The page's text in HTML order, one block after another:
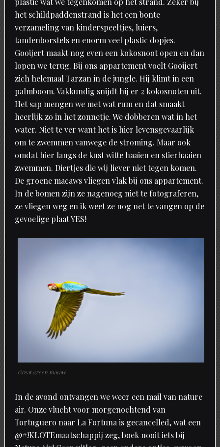
het schildpaddenstrand is het een bonte
verzameling van kinderspeeltjes, luiers,
tandenborstels en enorm veel plastic dopjes.
Gooijert maakt nog even een kokosnoot open en dan
lopen we terug. Bij ons appartement voelt Gooijert
zich helemaal Tarzan in de jungle. Hij klimt in een
palmboom. Vakkundig snijdt hij er 2 kokosnoten uit.
Het sap mengen we met wat rum en dat smaakt
heerlijk zo in het zonnetje. We dobberen wat in het
water. Niet te ver want het is hier levensgevaarlijk
om te zwemmen vanwege de stroming. Maar ook
omdat hier langs de kust witte haaien en stierhaaien
zwemmen. Diertjes die wij liever niet tegen komen.
De groene macaws vliegen vlak bij ons appartement.
In de bomen zijn ze nagenoeg niet te fotograferen,
ze vliegen weg en ik weet ze nog net te vangen op de
gevoelige plaat YES!
Great green macaw
In de avond ontvangen we weer een mail van nature
air. Onze vlucht voor morgenochtend van
Tortuguero naar La Fortuna is gecancelled, wat een
@#!KLOTEmaatschappij zeg, boek nooit iets bij